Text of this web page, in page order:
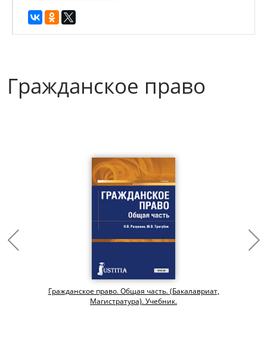
Гражданское право
Гражданское право. Общая часть. (Бакалавриат,
Магистратура). Учебник.